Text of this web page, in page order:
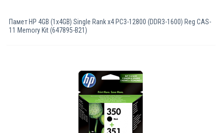
Памет HP 4GB (1x4GB) Single Rank x4 PC3-12800 (DDR3-1600) Reg CAS-
11 Memory Kit (647895-B21)